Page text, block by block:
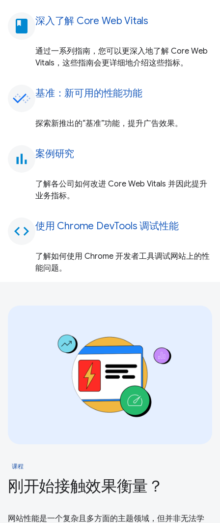
book 深入了解 Core Web Vitals
通过一系列指南，您可以更深入地了解 Core Web
Vitals，这些指南会更详细地介绍这些指标。
基准：新可用的性能功能
探索新推出的“基准”功能，提升广告效果。
bar_chart 案例研究
了解各公司如何改进 Core Web Vitals 并因此提升
业务指标。
code 使用 Chrome DevTools 调试性能
了解如何使用 Chrome 开发者工具调试网站上的性
能问题。
课程
刚开始接触效果衡量？
网站性能是一个复杂且多方面的主题领域，但并非无法学